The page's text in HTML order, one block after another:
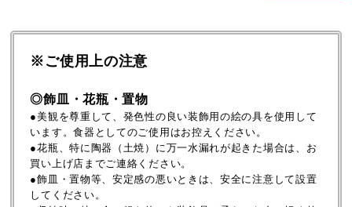
※ご使用上の注意
◎飾皿・花瓶・置物
●美観を尊重して、発色性の良い装飾用の絵の具を使用して
います。食器としてのご使用はお控えください。
●花瓶、特に陶器（土焼）に万一水漏れが起きた場合は、お
買い上げ店までご連絡ください。
●飾皿・置物等、安定感の悪いときは、安全に注意して設置
してください。